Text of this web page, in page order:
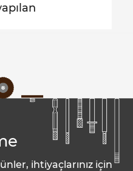
ihtiyaçlarınız için